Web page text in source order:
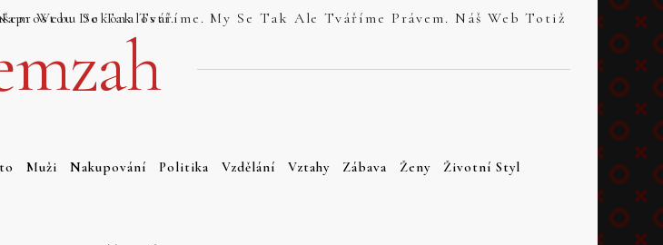
My Na Našem Webu Se Tak Tváříme. My Se Tak Ale Tváříme Právem. Náš Web Totiž Je Onou Naprostou Dokonalostí.
Muži Nakupování Politika Vzdělání Vztahy Zábava Ženy Životní Styl